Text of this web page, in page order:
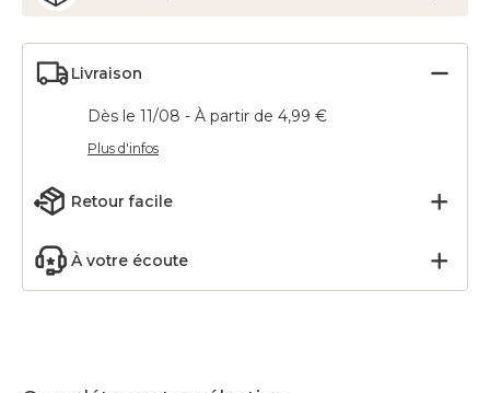
Livraison
Dès le 11/08 - À partir de 4,99 €
Plus d'infos
Retour facile
À votre écoute